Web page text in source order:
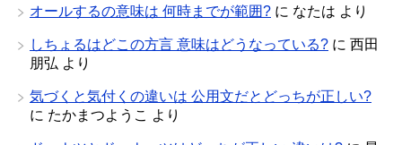
オールするの意味は 何時までが範囲? に なたは より
しちょるはどこの方言 意味はどうなっている? に 西田
朋弘 より
気づくと気付くの違いは 公用文だとどっちが正しい?
に たかまつようこ より